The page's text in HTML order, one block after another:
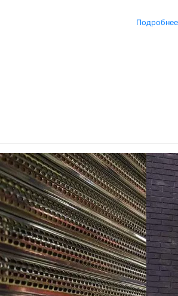
Подробнее